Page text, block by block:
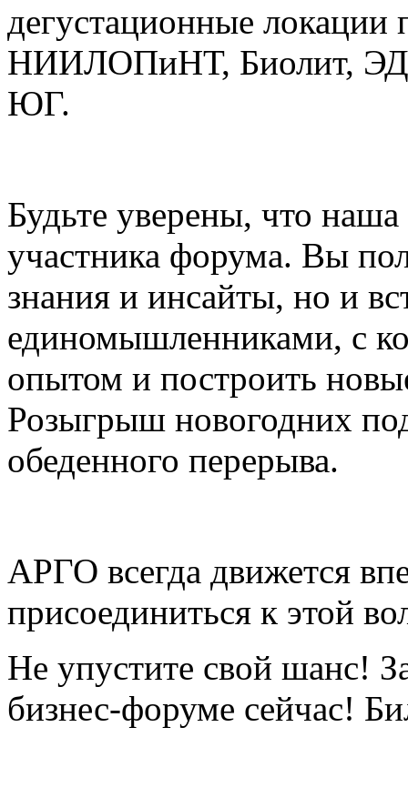
дегустационные
НИИЛОПиНТ, Биолит,
ЮГ.
Будьте уверены, что
участника форума. Вы
знания и инсайты, но и
единомышленниками, с
опытом и построить
Розыгрыш новогодних
обеденного перерыва.
АРГО всегда движется
присоединиться к этой
Не упустите свой шанс!
бизнес-форуме сейчас!